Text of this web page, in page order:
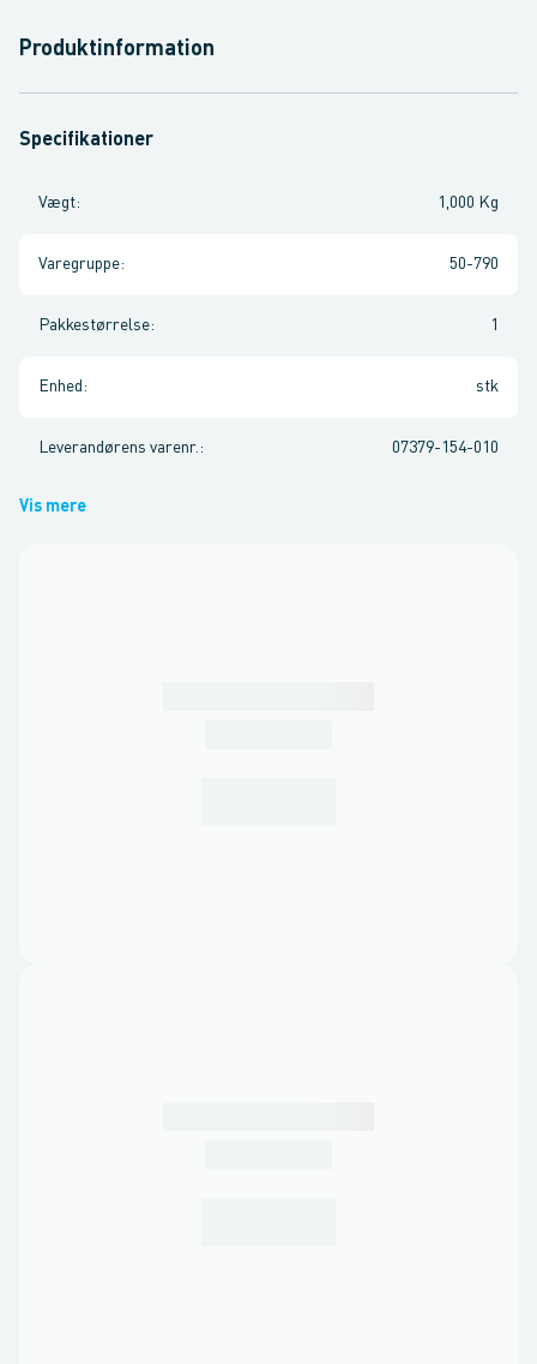
Produktinformation
Specifikationer
Vægt: 1,000 Kg
Varegruppe: 50-790
Pakkestørrelse: 1
Enhed : stk
Leverandørens varenr. : 07379-154-010
Vis mere